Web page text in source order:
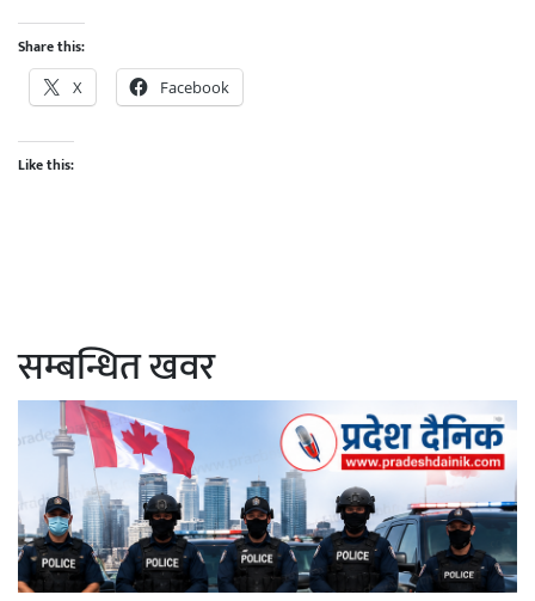
Share this:
X Facebook
Like this:
सम्बन्धित खवर